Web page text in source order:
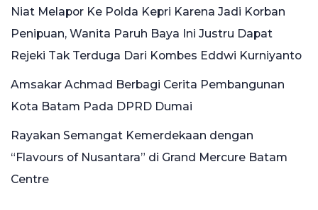
Niat Melapor Ke Polda Kepri Karena Jadi Korban
Penipuan, Wanita Paruh Baya Ini Justru Dapat
Rejeki Tak Terduga Dari Kombes Eddwi Kurniyanto
Amsakar Achmad Berbagi Cerita Pembangunan
Kota Batam Pada DPRD Dumai
Rayakan Semangat Kemerdekaan dengan
“Flavours of Nusantara” di Grand Mercure Batam
Centre